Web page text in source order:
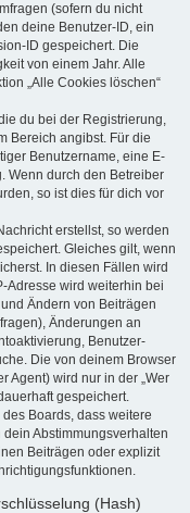
(sofern du nicht
deine Benutzer-ID, ein
ID gespeichert. Die
von einem Jahr. Alle
„Alle Cookies löschen“
du bei der Registrierung,
Bereich angibst. Für die
Benutzername, eine E-
Wenn durch den Betreiber
so ist dies für dich vor
erstellst, so werden
Gleiches gilt, wenn
In diesen Fällen wird
Adresse wird weiterhin bei
Ändern von Beiträgen
Änderungen an
Benutzer-
Die von deinem Browser
Agent) wird nur in der „Wer
gespeichert.
Boards, dass weitere
Abstimmungsverhalten
Beiträgen oder explizit
(Hash)